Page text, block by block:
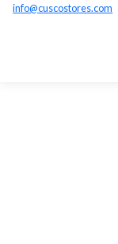
info@cuscostores.com